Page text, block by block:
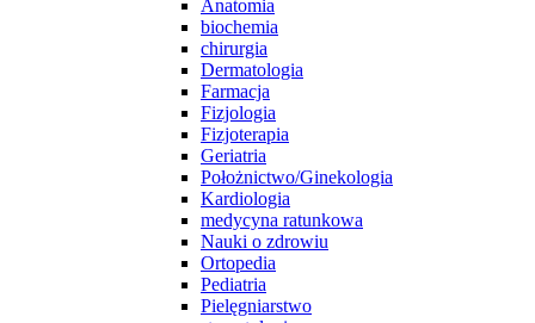
Anatomia
biochemia
chirurgia
Dermatologia
Farmacja
Fizjologia
Fizjoterapia
Geriatria
Położnictwo/Ginekologia
Kardiologia
medycyna ratunkowa
Nauki o zdrowiu
Ortopedia
Pediatria
Pielęgniarstwo